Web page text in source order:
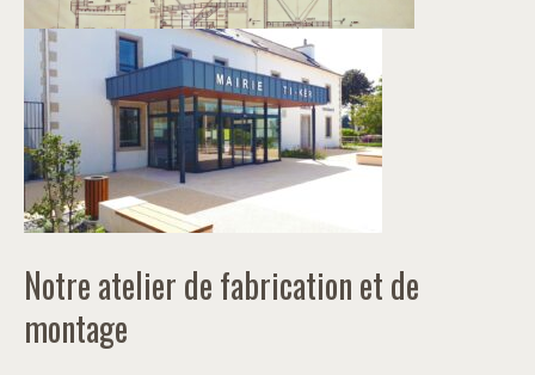
Notre atelier de fabrication et de
montage